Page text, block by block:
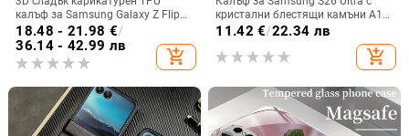
калъф за Samsung Galaxy Z Flip
6/3/4, защита срещу изпускане,
корейски стил
18.48 - 21.98 €/
36.14 - 42.99 лв
add_shopping_cart
кристални блестящи камъни A17,
A57IMD Aurora Bow и S24FE,
11.42 €/22.34 лв
add_shopping_cart